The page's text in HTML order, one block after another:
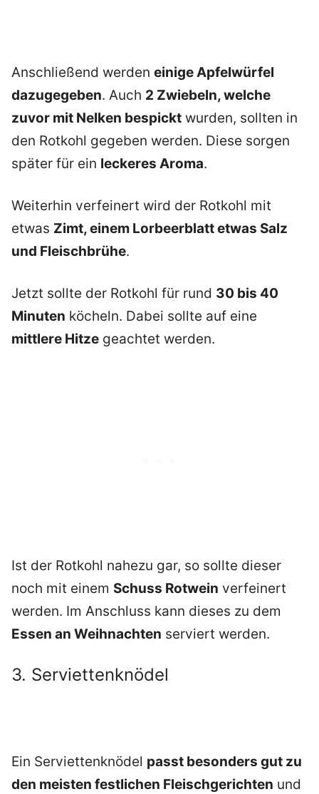
Anschließend werden einige Apfelwürfel
dazugegeben. Auch 2 Zwiebeln, welche
zuvor mit Nelken bespickt wurden, sollten in
den Rotkohl gegeben werden. Diese sorgen
später für ein leckeres Aroma.
Weiterhin verfeinert wird der Rotkohl mit
etwas Zimt, einem Lorbeerblatt etwas Salz
und Fleischbrühe.
Jetzt sollte der Rotkohl für rund 30 bis 40
Minuten köcheln. Dabei sollte auf eine
mittlere Hitze geachtet werden.
Ist der Rotkohl nahezu gar, so sollte dieser
noch mit einem Schuss Rotwein verfeinert
werden. Im Anschluss kann dieses zu dem
Essen an Weihnachten serviert werden.
3. Serviettenknödel
Ein Serviettenknödel passt besonders gut zu
den meisten festlichen Fleischgerichten und